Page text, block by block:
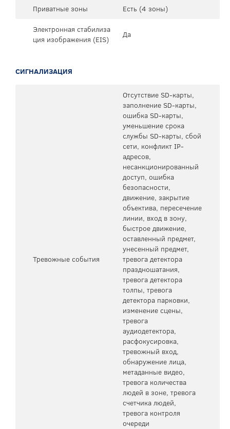
Приватные зоны
Есть (4 зоны)
Электронная стабилиза
ция изображения (EIS)
Да
СИГНАЛИЗАЦИЯ
Тревожные события
Отсутствие SD-карты,
заполнение SD-карты,
ошибка SD-карты,
уменьшение срока
службы SD-карты, сбой
сети, конфликт IP-
адресов,
несанкционированный
доступ, ошибка
безопасности,
движение, закрытие
объектива, пересечение
линии, вход в зону,
быстрое движение,
оставленный предмет,
унесенный предмет,
тревога детектора
праздношатания,
тревога детектора
толпы, тревога
детектора парковки,
изменение сцены,
тревога
аудиодетектора,
расфокусировка,
тревожный вход,
обнаружение лица,
метаданные видео,
тревога количества
людей в зоне, тревога
счетчика людей,
тревога контроля
очереди